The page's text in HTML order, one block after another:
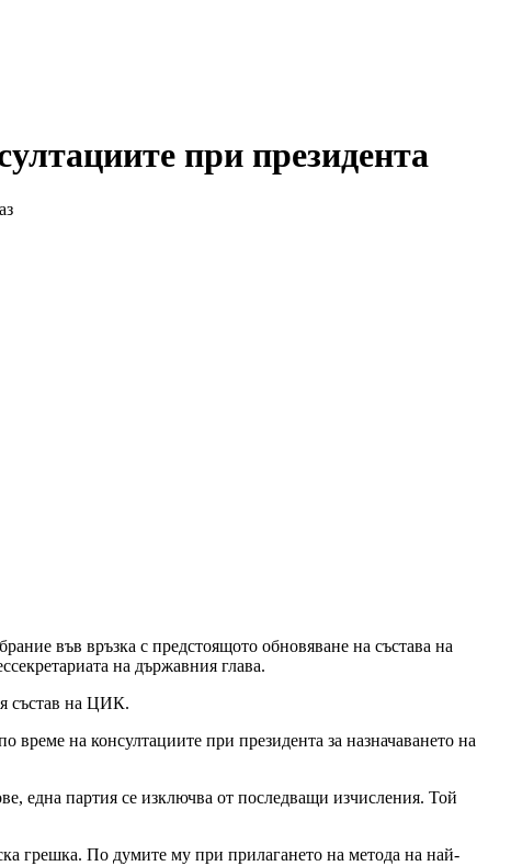
при президента
във връзка с предстоящото обновяване на състава на
на държавния глава.
състав на ЦИК.
време на консултациите при президента за назначаването на
една партия се изключва от последващи изчисления. Той
грешка. По думите му при прилагането на метода на най-